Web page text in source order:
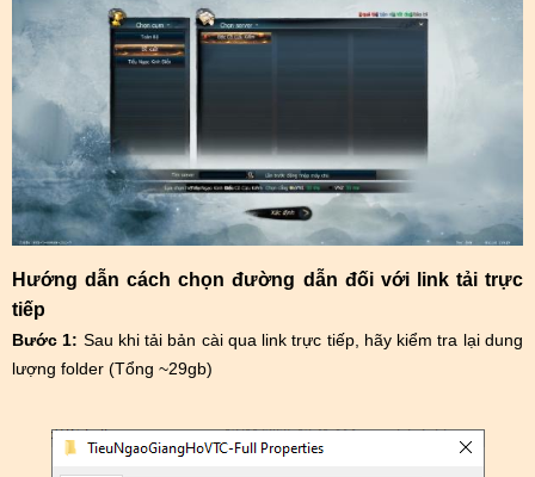
Hướng dẫn cách chọn đường dẫn đối với link tải trực
tiếp
Bước 1: Sau khi tải bản cài qua link trực tiếp, hãy kiểm tra lại dung
lượng folder (Tổng ~29gb)